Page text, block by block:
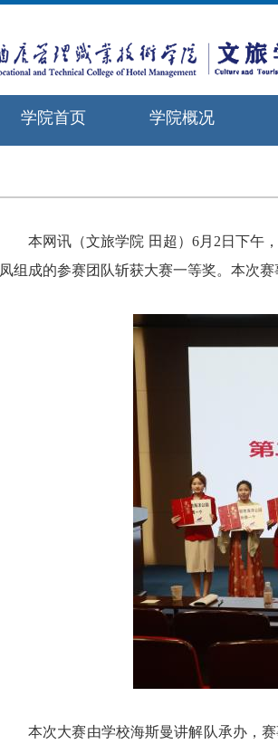
学院首页 学院概况
本网讯 （文旅学院 田超 ） 6月2日下午
凤组成的参赛团队斩获大赛一等奖。本次
本次大赛由学校海斯曼讲解队承办，